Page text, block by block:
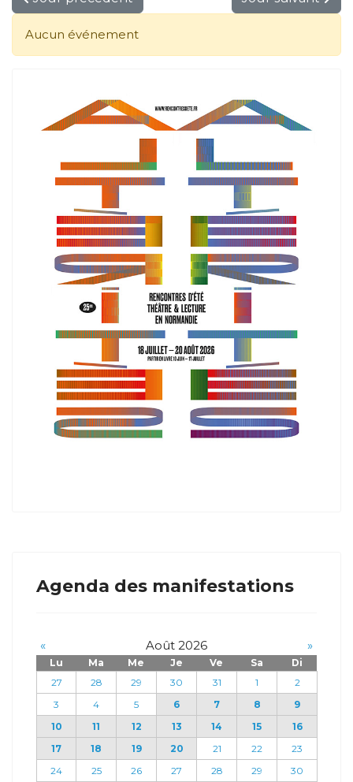
Aucun événement
Agenda des manifestations
« Août 2026 »
Lu Ma Me Je Ve Sa
Di
27
28 29 30 31 1
2
3
4 5 6 7 8
9
10
11 12 13 14 15
16
17
18 19 20 21 22
23
24
25 26 27 28 29
30